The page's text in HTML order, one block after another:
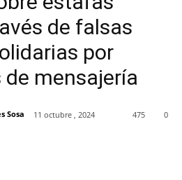
de falsas
por
mensajería
Sosa 11 octubre , 2024 0
475